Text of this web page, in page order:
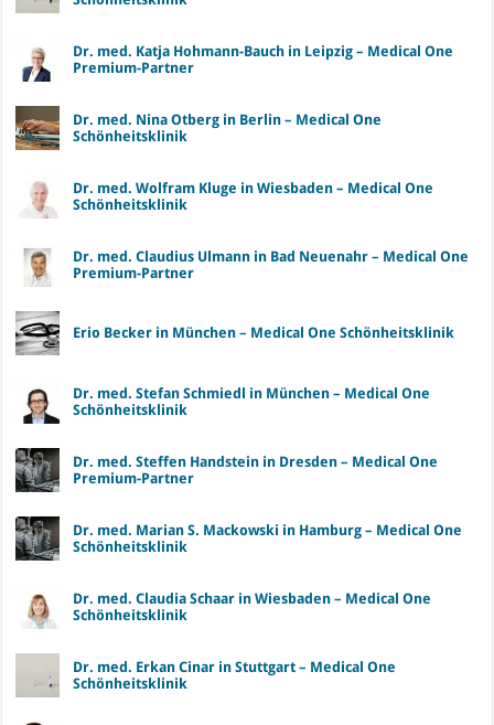
Dr. med. Katja Hohmann-Bauch in Leipzig – Medical One
Premium-Partner
Dr. med. Nina Otberg in Berlin – Medical One
Schönheitsklinik
Dr. med. Wolfram Kluge in Wiesbaden – Medical One
Schönheitsklinik
Dr. med. Claudius Ulmann in Bad Neuenahr – Medical One
Premium-Partner
Erio Becker in München – Medical One Schönheitsklinik
Dr. med. Stefan Schmiedl in München – Medical One
Schönheitsklinik
Dr. med. Steffen Handstein in Dresden – Medical One
Premium-Partner
Dr. med. Marian S. Mackowski in Hamburg – Medical One
Schönheitsklinik
Dr. med. Claudia Schaar in Wiesbaden – Medical One
Schönheitsklinik
Dr. med. Erkan Cinar in Stuttgart – Medical One
Schönheitsklinik